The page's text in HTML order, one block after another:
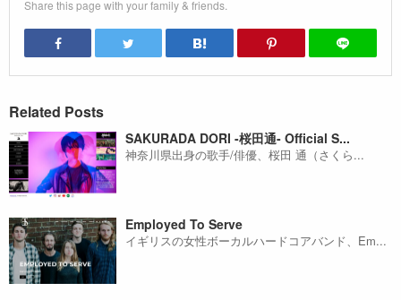
Share this page with your family & friends.
Related Posts
SAKURADA DORI -桜田通- Official S...
神奈川県出身の歌手/俳優、桜田 通（さくら...
Employed To Serve
イギリスの女性ボーカルハードコアバンド、Em...